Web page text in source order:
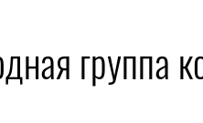
группа